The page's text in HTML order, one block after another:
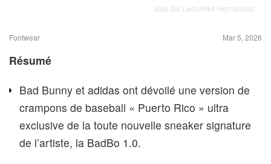
José De León/Kiké Hernández
Footwear Mar 5, 2026
Résumé
Bad Bunny et adidas ont dévoilé une version de
crampons de baseball « Puerto Rico » ultra
exclusive de la toute nouvelle sneaker signature
de l’artiste, la BadBo 1.0.